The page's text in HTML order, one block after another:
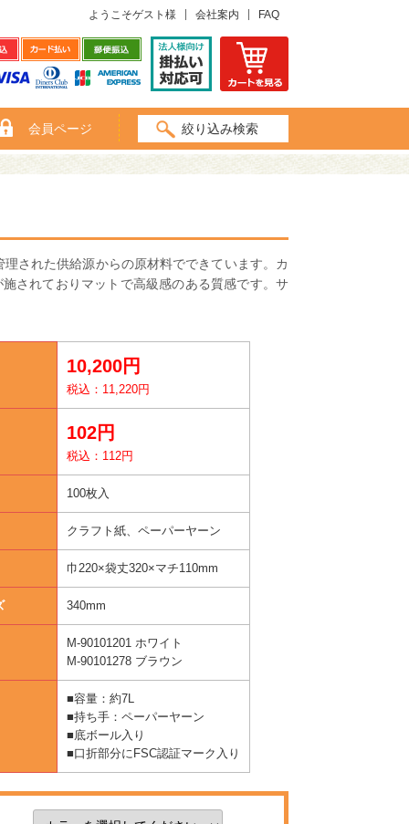
ようこそゲスト様 会社案内 FAQ
会員ページ 絞り込み検索
された供給源からの原材料でできています。カ
されておりマットで高級感のある質感です。サ
10,200円
税込：11,220円
102円
税込：112円
100枚入
クラフト紙、ペーパーヤーン
巾220×袋丈320×マチ110mm
340mm
M-90101201 ホワイト
M-90101278 ブラウン
■容量：約7L
■持ち手：ペーパーヤーン
■底ボール入り
■口折部分にFSC認証マーク入り